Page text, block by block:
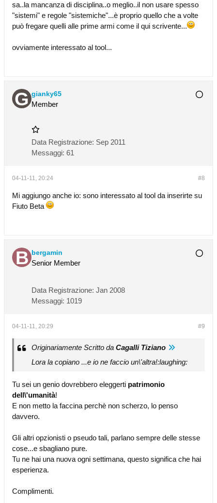
sa..la mancanza di disciplina..o meglio..il non usare spesso
"sistemi" e regole "sistemiche"...è proprio quello che a volte
può fregare quelli alle prime armi come il qui scrivente...
ovviamente interessato al tool...
gianky65
Member
Data Registrazione: Sep 2011
Messaggi: 61
#8
04-11-11, 20:24
Mi aggiungo anche io: sono interessato al tool da inserirte su
Fiuto Beta
bergamin
Senior Member
Data Registrazione: Jan 2008
Messaggi: 1019
#9
04-11-11, 20:29
Originariamente Scritto da Cagalli Tiziano
Lora la copiano ...e io ne faccio un\'altra!:laughing:
Tu sei un genio dovrebbero eleggerti patrimonio
dell\'umanità!
E non metto la faccina perchè non scherzo, lo penso
davvero.
Gli altri opzionisti o pseudo tali, parlano sempre delle stesse
cose...e sbagliano pure.
Tu ne hai una nuova ogni settimana, questo significa che hai
esperienza.
Complimenti.